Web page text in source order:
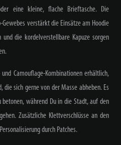
eine kleine, flache Brieftasche. Die
verstärkt die Einsätze am Hoodie
und die kordelverstellbare Kapuze sorgen
Camouflage-Kombinationen erhältlich,
sich gerne von der Masse abheben. Es
während Du in die Stadt, auf den
Zusätzliche Klettverschlüsse an den
durch Patches.